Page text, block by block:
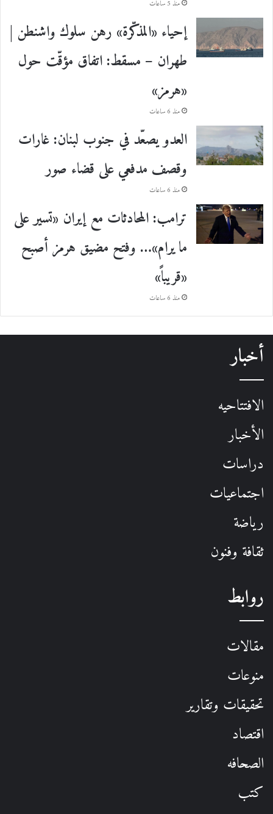
منذ 5 ساعات
إحياء «المذكّرة» رهن سلوك واشنطن |
طهران – مسقط: اتفاق مؤقّت حول
«هرمز»
منذ 6 ساعات
العدو يصعّد في جنوب لبنان: غارات
وقصف مدفعي على قضاء صور
منذ 6 ساعات
ترامب: المحادثات مع إيران «تسير على
ما يرام»… وفتح مضيق هرمز أصبح
«قريباً»
منذ 6 ساعات
أخبار
الافتتاحيه
الأخبار
دراسات
اجتماعيات
رياضة
ثقافة وفنون
روابط
مقالات
منوعات
تحقيقات وتقارير
اقتصاد
الصحافه
كتب